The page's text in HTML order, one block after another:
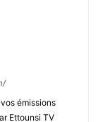
émissions
Ettounsi TV